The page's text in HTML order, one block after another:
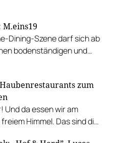
Dining-Szene darf sich ab
bodenständigen und
zum
Und da essen wir am
Himmel. Das sind die